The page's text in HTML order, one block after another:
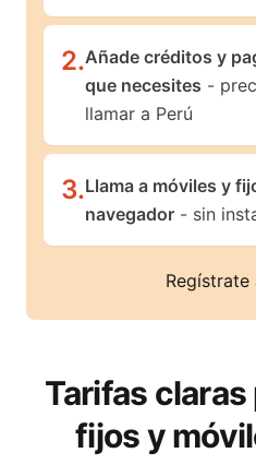
2.Añade créditos y
que necesites -
llamar a Perú
3.Llama a móviles y
navegador - sin
Regístrate
Tarifas claras
fijos y